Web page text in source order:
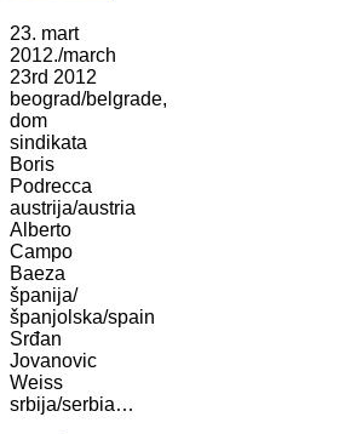
23. mart
2012./march
23rd 2012
beograd/belgrade,
dom
sindikata
Boris
Podrecca
austrija/austria
Alberto
Campo
Baeza
španija/
španjolska/spain
Srđan
Jovanovic
Weiss
srbija/serbia…